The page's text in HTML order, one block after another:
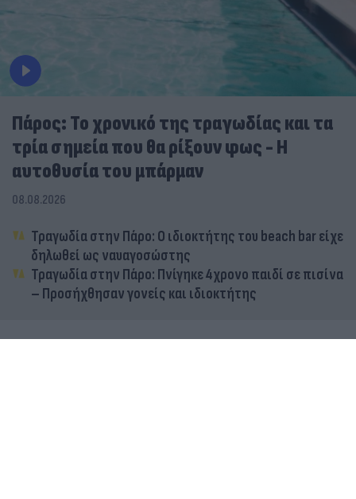
Πάρος: Το χρονικό της τραγωδίας και τα
τρία σημεία που θα ρίξουν φως - Η
αυτοθυσία του μπάρμαν
08.08.2026
Τραγωδία στην Πάρο: Ο ιδιοκτήτης του beach bar είχε
δηλωθεί ως ναυαγοσώστης
Τραγωδία στην Πάρο: Πνίγηκε 4χρονο παιδί σε πισίνα
– Προσήχθησαν γονείς και ιδιοκτήτης